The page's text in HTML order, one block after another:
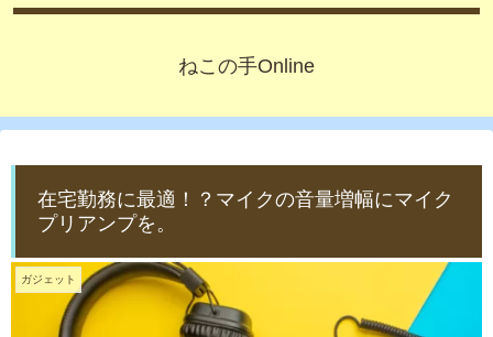
ねこの手Online
在宅勤務に最適！？マイクの音量増幅にマイク
プリアンプを。
ガジェット